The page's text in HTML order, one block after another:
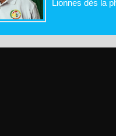
Lionnes dès la